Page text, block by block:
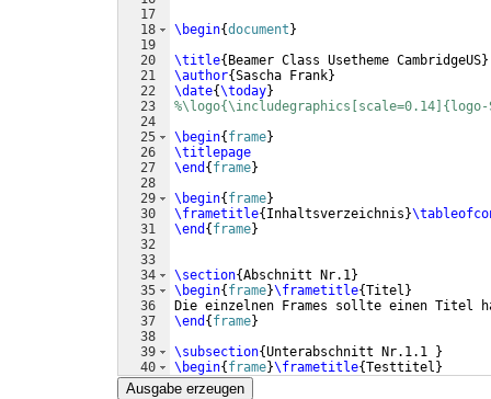
17
18
19
20
21
22
23
24
25
26
27
28
29
30
31
32
33
34
35
36
37
38
39
40
41
\begin{document }
\title{ Beamer Class Usetheme CambridgeUS}
\author{Sascha Frank}
\date{\today}
%\logo{\includegraphics[scale=0.14]{logo-
\begin{ frame}
\titlepage
\end { frame}
\begin{ frame}
\frametitle{ Inhaltsverzeichnis }
\end { frame}
\section{Abschnitt Nr.1}
\begin{ frame}\frametitle{Titel }
Die einzelnen Frames sollte einen Titel
\end { frame}
\subsection{Unterabschnitt Nr.1.1
}
\begin{ frame}\frametitle{Testtitel }
Denn ohne Titel fehlt ihnen was
Ausgabe erzeugen